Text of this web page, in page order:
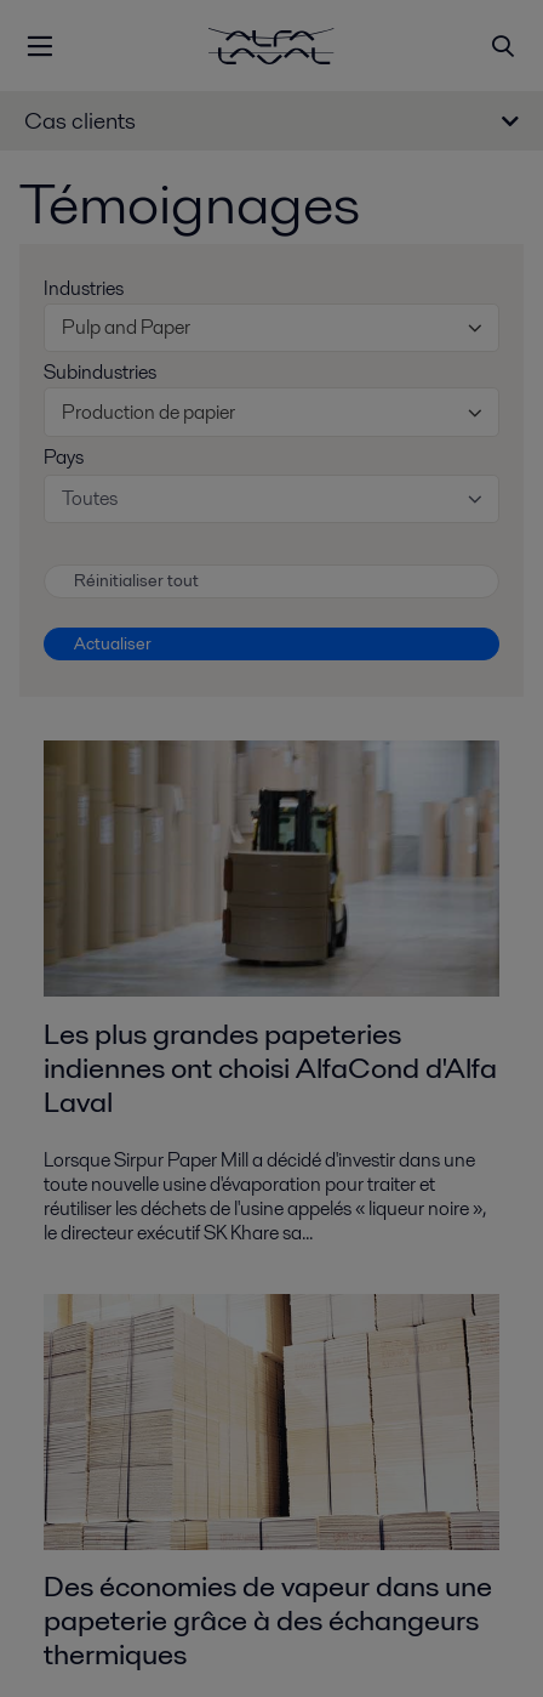
Cas clients
Témoignages
Industries
Pulp and Paper
Subindustries
Production de papier
Pays
Toutes
Réinitialiser tout
Actualiser
Les plus grandes papeteries
indiennes ont choisi AlfaCond d'Alfa
Laval
Lorsque Sirpur Paper Mill a décidé d'investir dans une
toute nouvelle usine d'évaporation pour traiter et
réutiliser les déchets de l'usine appelés « liqueur noire »,
le directeur exécutif SK Khare sa...
Des économies de vapeur dans une
papeterie grâce à des échangeurs
thermiques